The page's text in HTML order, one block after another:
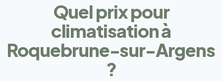
Quel prix pour
climatisation à
Roquebrune-sur-Argens
?